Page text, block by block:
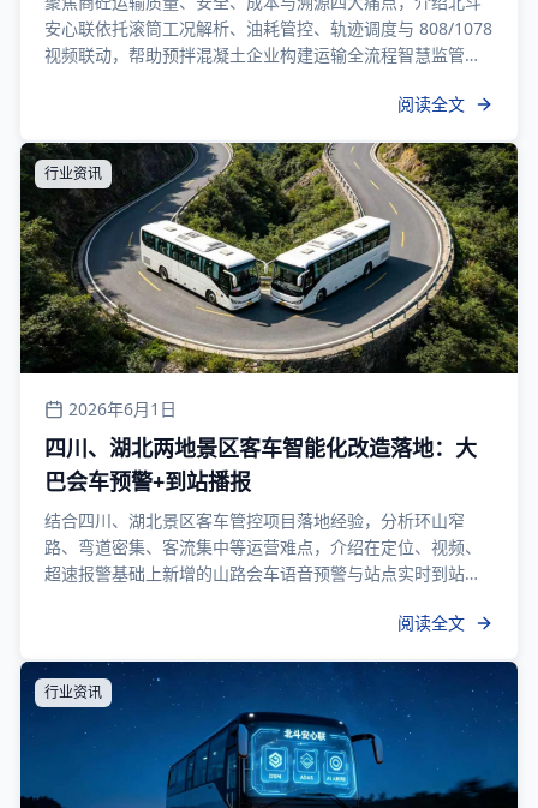
安心联依托滚筒工况解析、油耗管控、轨迹调度与 808/1078
视频联动，帮助预拌混凝土企业构建运输全流程智慧监管体
阅读全文
行业资讯
2026年6月1日
四川、湖北两地景区客车智能化改造落地：大
巴会车预警+到站播报
结合四川、湖北景区客车管控项目落地经验，分析环山窄
路、弯道密集、客流集中等运营难点，介绍在定位、视频、
超速报警基础上新增的山路会车语音预警与站点实时到站大
阅读全文
行业资讯